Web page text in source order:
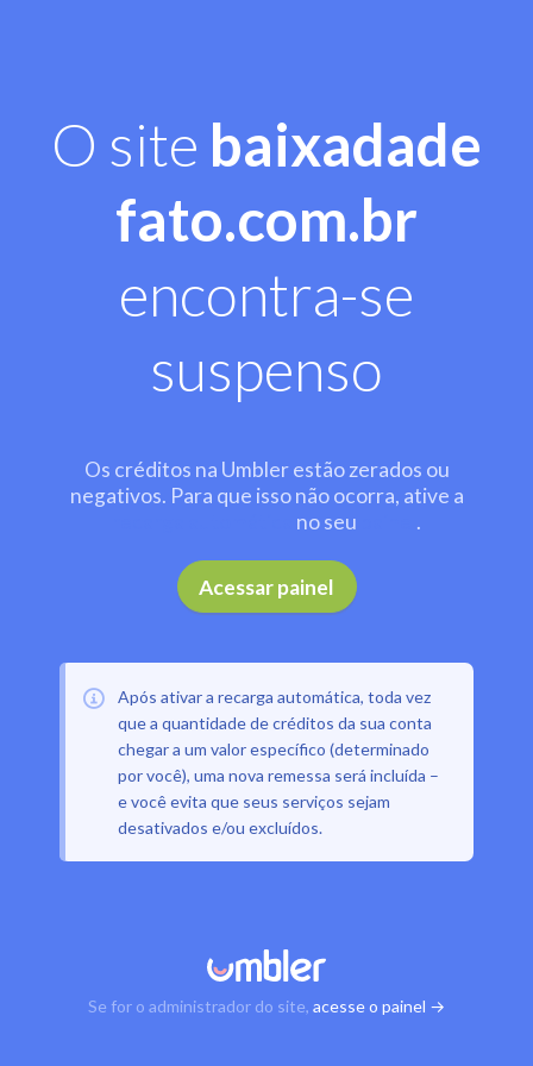
O site baixadade
fato.com.br
encontra-se
suspenso
Os créditos na Umbler estão zerados ou
negativos. Para que isso não ocorra, ative a
no seu .
Acessar painel
Após ativar a recarga automática, toda vez
que a quantidade de créditos da sua conta
chegar a um valor específico (determinado
por você), uma nova remessa será incluída –
e você evita que seus serviços sejam
desativados e/ou excluídos.
Se for o administrador do site, acesse o painel →